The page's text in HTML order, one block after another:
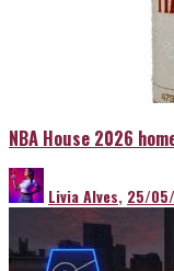
NBA House 2026
Livia Alves, 25/